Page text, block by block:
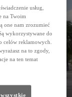
usług,
na Twoim
one nam zrozumieć
wykorzystywane do
celów reklamowych.
na to zgody,
na ten temat